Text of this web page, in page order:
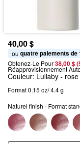
40,00 $
ou quatre paiements de
Obtenez-Le Pour38,00 $
Réapprovisionnement
Couleur: Lullaby -
Format 0.15 oz/ 4.4 g
Naturel finish - Format